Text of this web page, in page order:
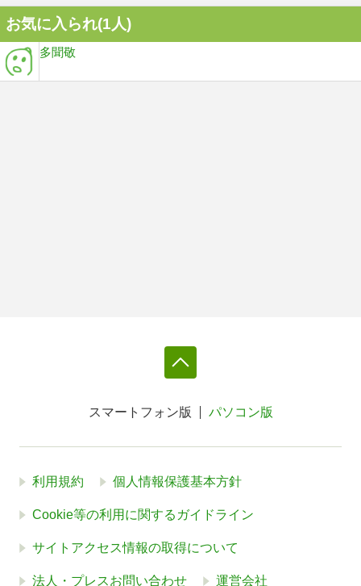
お気に入られ(1人)
多聞敬
スマートフォン版 パソコン版
利用規約 個人情報保護基本方針
Cookie等の利用に関するガイドライン
サイトアクセス情報の取得について
法人・プレスお問い合わせ 運営会社